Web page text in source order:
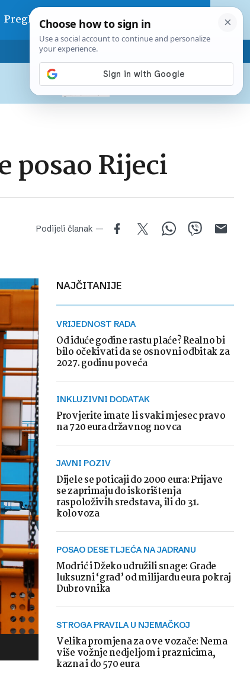
Pregled dana
Pretplatite se na Poslovni
Već od10 EURmjesečno
posao Rijeci
Podijeli članak —
NAJČITANIJE
VRIJEDNOST RADA
Od iduće godine rastu plaće? Realno bi
bilo očekivati da se osnovni odbitak za
2027. godinu poveća
INKLUZIVNI DODATAK
Provjerite imate li svaki mjesec pravo
na 720 eura državnog novca
JAVNI POZIV
Dijele se poticaji do 2000 eura: Prijave
se zaprimaju do iskorištenja
raspoloživih sredstava, ili do 31.
kolovoza
POSAO DESETLJEĆA NA JADRANU
Modrić i Džeko udružili snage: Grade
luksuzni ‘grad’ od milijardu eura pokraj
Dubrovnika
STROGA PRAVILA U NJEMAČKOJ
Velika promjena za ove vozače: Nema
više vožnje nedjeljom i praznicima,
kazna i do 570 eura